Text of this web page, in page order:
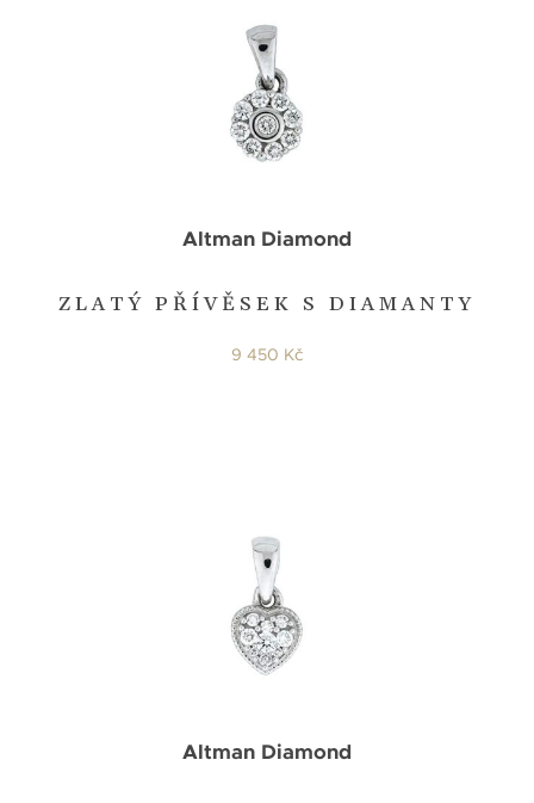
ZLATÝ PŘÍVĚSEK S DIAMANTY
Altman Diamond
9 450 Kč
Altman Diamond